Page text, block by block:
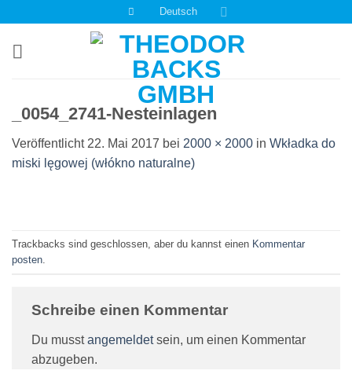
springen
Deutsch
_0054_2741-Nesteinlagen
Veröffentlicht 22. Mai 2017 bei 2000 × 2000 in Wkładka do
miski lęgowej (włókno naturalne)
Trackbacks sind geschlossen, aber du kannst einen Kommentar
posten
Schreibe einen Kommentar
Du musstangemeldetsein, um einen Kommentar
abzugeben.